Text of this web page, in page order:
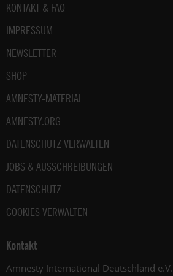
Fußbereich
KONTAKT & FAQ
IMPRESSUM
NEWSLETTER
SHOP
AMNESTY-MATERIAL
AMNESTY.ORG
DATENSCHUTZ VERWALTEN
JOBS & AUSSCHREIBUNGEN
DATENSCHUTZ
COOKIES VERWALTEN
Kontakt
Amnesty International Deutschland e.V.